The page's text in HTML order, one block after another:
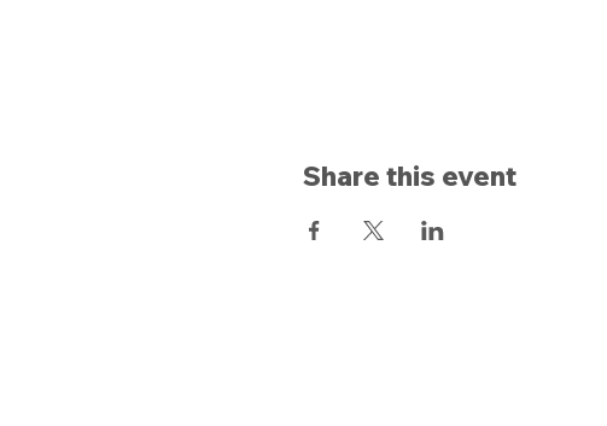
Share this event